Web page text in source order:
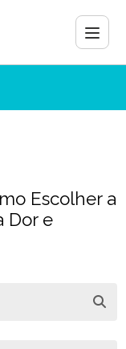
a Melhor
Escolher a
Dor e